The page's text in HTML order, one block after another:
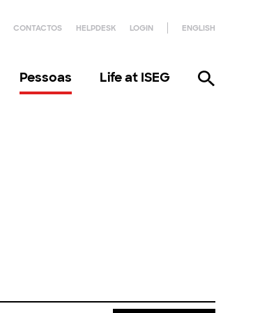
CONTACTOS HELPDESK LOGIN ENGLISH
Pessoas Life at ISEG